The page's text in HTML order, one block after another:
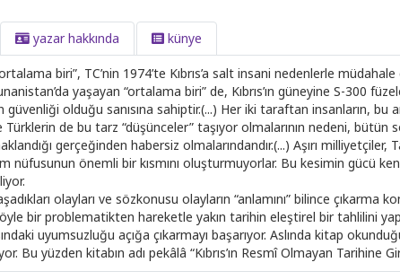
yazar hakkında künye
biri”, TC’nin 1974’te Kıbrıs’a salt insani nedenlerle
yaşayan “ortalama biri” de, Kıbrıs’ın güneyine S-300
güvenliği olduğu sanısına sahiptir.(...) Her iki taraftan insanların, bu
Türklerin de bu tarz “düşünceler” taşıyor olmalarının nedeni, bütün
gerçeğinden habersiz olmalarındandır.(...) Aşırı milliyetçiler,
nüfusunun önemli bir kısmını oluşturmuyorlar. Bu kesimin gücü
olayları ve sözkonusu olayların “anlamını” bilince çıkarma
bir problematikten hareketle yakın tarihin eleştirel bir tahlilini
uyumsuzluğu açığa çıkarmayı başarıyor. Aslında kitap
Bu yüzden kitabın adı pekâlâ “Kıbrıs’ın Resmî Olmayan Tarihine